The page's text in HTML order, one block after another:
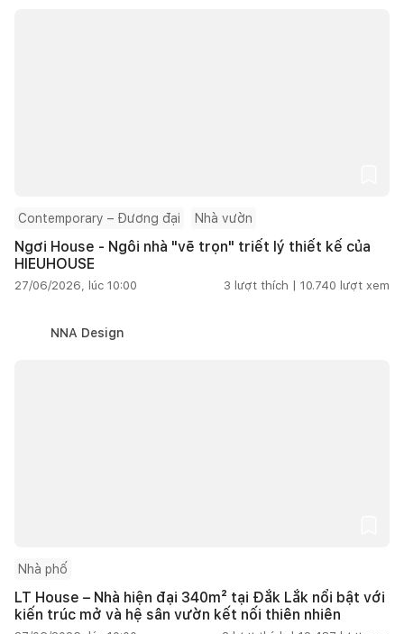
Contemporary – Đương đại Nhà vườn
Ngơi House - Ngôi nhà "vẽ trọn" triết lý thiết kế của
HIEUHOUSE
27/06/2026, lúc 10:00 3 lượt thích | 10.740 lượt xem
NNA Design
Nhà phố
LT House – Nhà hiện đại 340m² tại Đắk Lắk nổi bật với
kiến trúc mở và hệ sân vườn kết nối thiên nhiên